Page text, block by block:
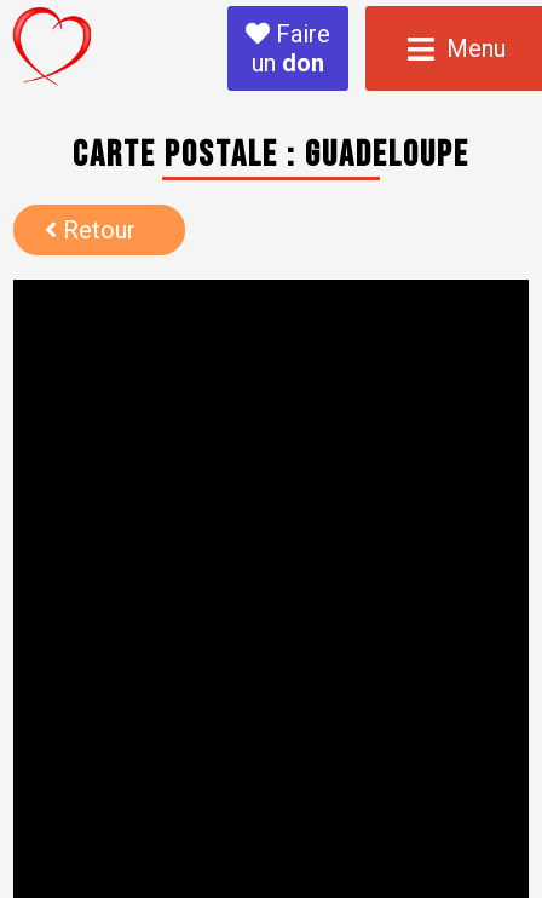
Faire
un don Menu
Carte postale : guadeloupe
Retour